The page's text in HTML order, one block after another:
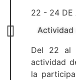
22 - 24 DE
Actividad
Del 22 al
actividad
la